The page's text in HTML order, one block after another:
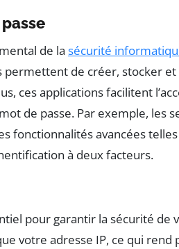
de la sécurité
permettent de créer, stocker
ces applications facilitent
de passe. Par exemple, les
fonctionnalités avancées
à deux facteurs.
pour garantir la sécurité de
votre adresse IP, ce qui rend